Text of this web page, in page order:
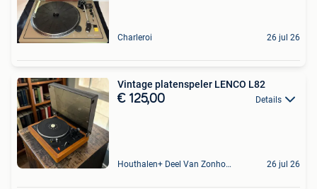
Charleroi 26 jul 26
Vintage platenspeler LENCO L82
€ 125,00 Details
Houthalen+ Deel Van Zonhoven En Zolder 26 jul 26